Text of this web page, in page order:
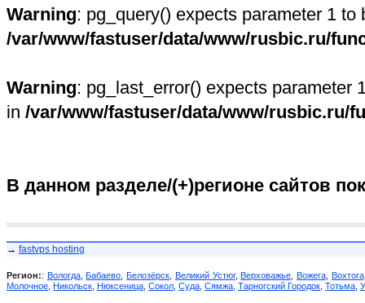
Warning: pg_query() expects parameter 1
/var/www/fastuser/data/www/rusbic.ru/
Warning: pg_last_error() expects parameter
in /var/www/fastuser/data/www/rusbic.ru/
В данном разделе/(+)регионе сайтов
→ fastvps hosting
Регион:: Вологда,Бабаево ,Белозёрск Великий Устюг,Верховажье Вожега, Вохтога
Молочное Никольск Нюксеница Сокол Суда Сямжа Тарногский Городок Тотьма